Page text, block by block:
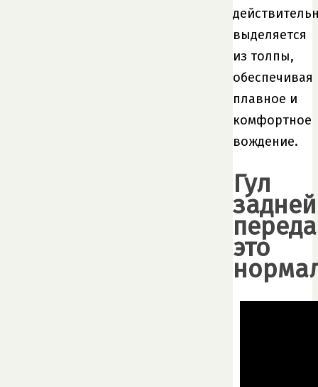
выделяется
из толпы,
обеспечивая
плавное и
комфортное
вождение.
Гул
задней
это